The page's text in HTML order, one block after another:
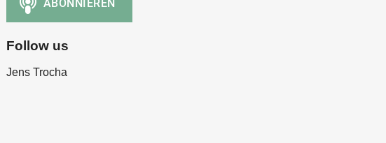
Follow us
Jens Trocha